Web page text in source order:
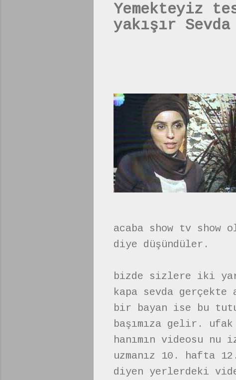
Yemekteyiz
yakışır Sevda
acaba show tv show
diye düşündüler.
bizde sizlere iki
kapa sevda
bir bayan ise bu
başımıza gelir.
hanımın videosu nu
uzmanız 10. hafta
diyen yerlerdeki